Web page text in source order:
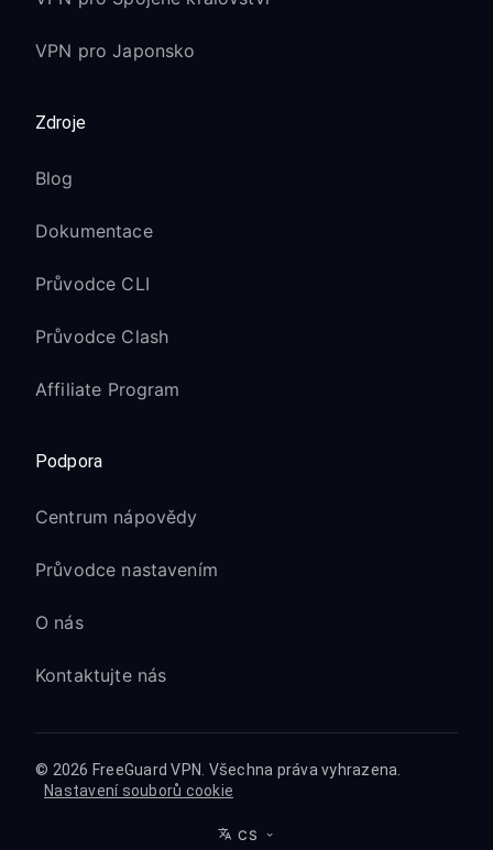
VPN pro Japonsko
Zdroje
Blog
Dokumentace
Průvodce CLI
Průvodce Clash
Affiliate Program
Podpora
Centrum nápovědy
Průvodce nastavením
O nás
Kontaktujte nás
© 2026 FreeGuard VPN. Všechna práva vyhrazena.
Nastavení souborů cookie
CS